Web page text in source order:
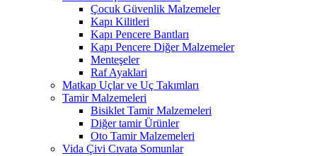
Çocuk Güvenlik Malzemeler
Kapı Kilitleri
Kapı Pencere Bantları
Kapı Pencere Diğer Malzemeler
Menteşeler
Raf Ayaklari
Matkap Uçlar ve Uç Takımları
Tamir Malzemeleri
Bisiklet Tamir Malzemeleri
Diğer tamir Ürünler
Oto Tamir Malzemeleri
Vida Çivi Cıvata Somunlar